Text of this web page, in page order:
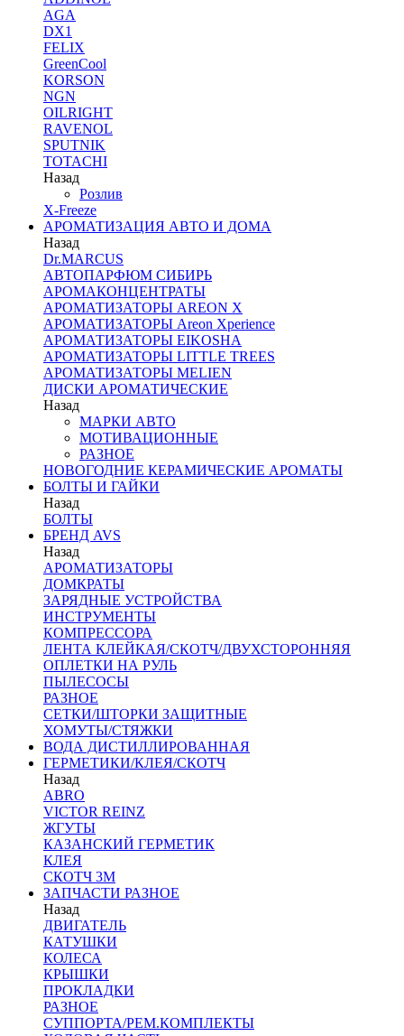
AGA
DX1
FELIX
GreenCool
KORSON
NGN
OILRIGHT
RAVENOL
SPUTNIK
TOTACHI
Назад
Розлив
X-Freeze
АРОМАТИЗАЦИЯ АВТО И ДОМА
Назад
Dr.MARCUS
АВТОПАРФЮМ СИБИРЬ
АРОМАКОНЦЕНТРАТЫ
АРОМАТИЗАТОРЫ AREON X
АРОМАТИЗАТОРЫ Areon Xperience
АРОМАТИЗАТОРЫ EIKOSHA
АРОМАТИЗАТОРЫ LITTLE TREES
АРОМАТИЗАТОРЫ MELIEN
ДИСКИ АРОМАТИЧЕСКИЕ
Назад
МАРКИ АВТО
МОТИВАЦИОННЫЕ
РАЗНОЕ
НОВОГОДНИЕ КЕРАМИЧЕСКИЕ АРОМАТЫ
БОЛТЫ И ГАЙКИ
Назад
БОЛТЫ
БРЕНД AVS
Назад
АРОМАТИЗАТОРЫ
ДОМКРАТЫ
ЗАРЯДНЫЕ УСТРОЙСТВА
ИНСТРУМЕНТЫ
КОМПРЕССОРА
ЛЕНТА КЛЕЙКАЯ/СКОТЧ/ДВУХСТОРОННЯЯ
ОПЛЕТКИ НА РУЛЬ
ПЫЛЕСОСЫ
РАЗНОЕ
СЕТКИ/ШТОРКИ ЗАЩИТНЫЕ
ХОМУТЫ/СТЯЖКИ
ВОДА ДИСТИЛЛИРОВАННАЯ
ГЕРМЕТИКИ/КЛЕЯ/СКОТЧ
Назад
ABRO
VICTOR REINZ
ЖГУТЫ
КАЗАНСКИЙ ГЕРМЕТИК
КЛЕЯ
СКОТЧ 3М
ЗАПЧАСТИ РАЗНОЕ
Назад
ДВИГАТЕЛЬ
КАТУШКИ
КОЛЕСА
КРЫШКИ
ПРОКЛАДКИ
РАЗНОЕ
СУППОРТА/РЕМ.КОМПЛЕКТЫ